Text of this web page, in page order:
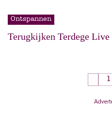
Ontspannen
Terugkijken Terdege Live